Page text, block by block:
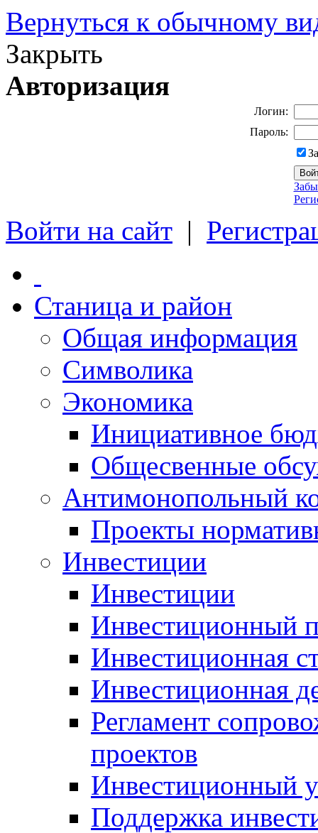
Вернуться к обычному
Закрыть
Авторизация
Логин:
Пароль:
Войти на сайт |
Станица и район
Общая информация
Символика
Экономика
Инициативное
Общесвенные
Антимонопольный
Проекты
Инвестиции
Инвестиции
Инвестиционный
Инвестиционная
Инвестиционная
Регламент
проектов
Инвестиционный
Поддержка